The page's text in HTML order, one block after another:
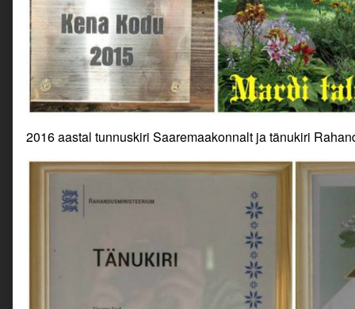
2016 aastal tunnuskiri Saaremaakonnalt ja tänukiri